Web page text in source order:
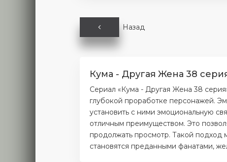
Назад
Кума - Другая Жена 38
Сериал «Кума - Другая Жена 38
глубокой проработке персонажей.
установить с ними эмоциональную
отличным преимуществом. Это
продолжать просмотр. Такой подход
становятся преданными фанатами,